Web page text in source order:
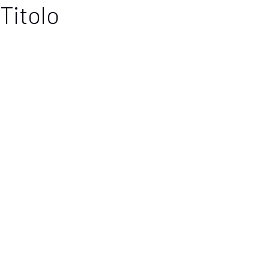
Titolo